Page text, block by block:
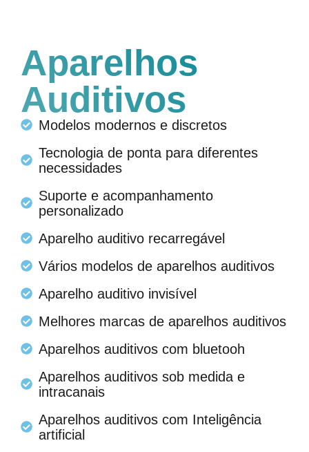
Aparelhos
Auditivos
Modelos modernos e discretos
Tecnologia de ponta para diferentes
necessidades
Suporte e acompanhamento
personalizado
Aparelho auditivo recarregável
Vários modelos de aparelhos auditivos
Aparelho auditivo invisível
Melhores marcas de aparelhos auditivos
Aparelhos auditivos com bluetooh
Aparelhos auditivos sob medida e
intracanais
Aparelhos auditivos com Inteligência
artificial